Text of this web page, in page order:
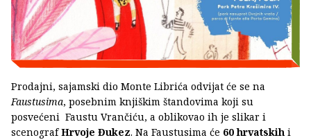
Prodajni, sajamski dio Monte Librića odvijat će se na
Faustusima, posebnim knjiškim štandovima koji su
posvećeni Faustu Vrančiću, a oblikovao ih je slikar i
scenografHrvoje Đukez. Na Faustusima će 60 hrvatskih i